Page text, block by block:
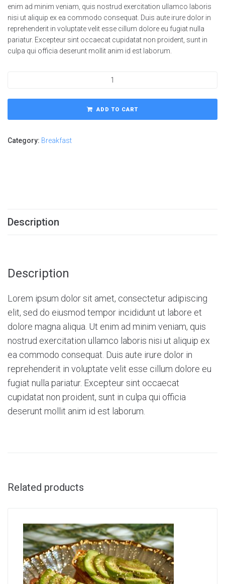
enim ad minim veniam, quis nostrud exercitation ullamco laboris
nisi ut aliquip ex ea commodo consequat. Duis aute irure dolor in
reprehenderit in voluptate velit esse cillum dolore eu fugiat nulla
pariatur. Excepteur sint occaecat cupidatat non proident, sunt in
culpa qui officia deserunt mollit anim id est laborum.
ADD TO CART
Category: Breakfast
Description
Description
Lorem ipsum dolor sit amet, consectetur adipiscing
elit, sed do eiusmod tempor incididunt ut labore et
dolore magna aliqua. Ut enim ad minim veniam, quis
nostrud exercitation ullamco laboris nisi ut aliquip ex
ea commodo consequat. Duis aute irure dolor in
reprehenderit in voluptate velit esse cillum dolore eu
fugiat nulla pariatur. Excepteur sint occaecat
cupidatat non proident, sunt in culpa qui officia
deserunt mollit anim id est laborum.
Related products